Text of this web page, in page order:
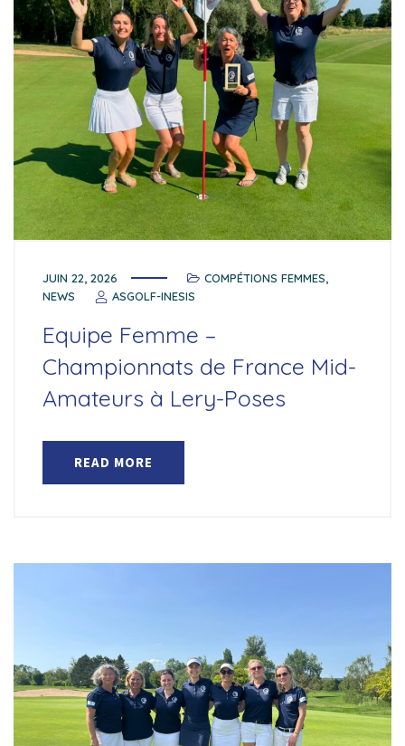
JUIN 22, 2026 COMPÉTIONS FEMMES,
NEWS
ASGOLF-INESIS
Equipe Femme –
Championnats de France Mid-
Amateurs à Lery-Poses
READ MORE